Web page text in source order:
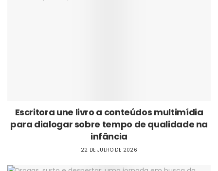
Escritora une livro a conteúdos multimídia
para dialogar sobre tempo de qualidade na
infância
22 DE JULHO DE 2026